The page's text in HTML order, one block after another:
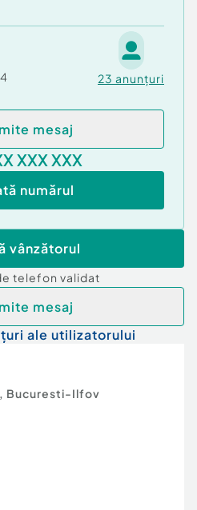
23 anunțuri
mesaj
XXX XXX
numărul
vânzătorul
telefon validat
mesaj
ale utilizatorului
, Bucuresti-Ilfov